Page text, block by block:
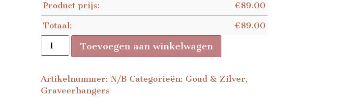
Product prijs: €89.00
Totaal: €89.00
Toevoegen aan winkelwagen
Artikelnummer:N/B Categorieën: Goud & Zilver,
Graveerhangers